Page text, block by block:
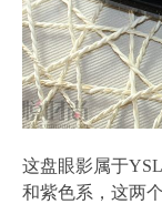
这盘眼影属于
和紫色系，这两